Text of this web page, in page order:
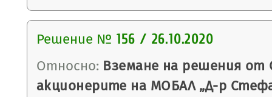
Решение № 156 / 26.10.2020
Относно: Вземане на решения
акционерите на МОБАЛ „Д-р